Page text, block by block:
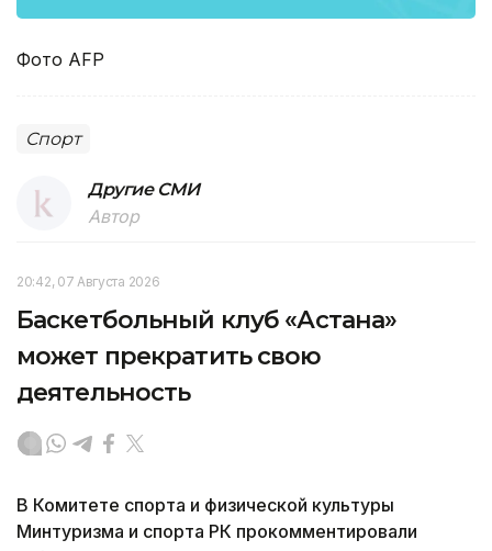
Фото AFP
Спорт
Другие СМИ
Автор
20:42, 07 Августа 2026
Баскетбольный клуб «Астана»
может прекратить свою
деятельность
В Комитете спорта и физической культуры
Минтуризма и спорта РК прокомментировали